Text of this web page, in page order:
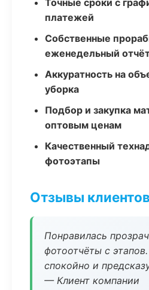
Точные сроки с
платежей
Собственные
еженедельный
Аккуратность на
уборка
Подбор и закупка
оптовым ценам
Качественный
фотоэтапы
Отзывы клиентов
Понравилась
фотоотчёты с
спокойно и
— Клиент компании